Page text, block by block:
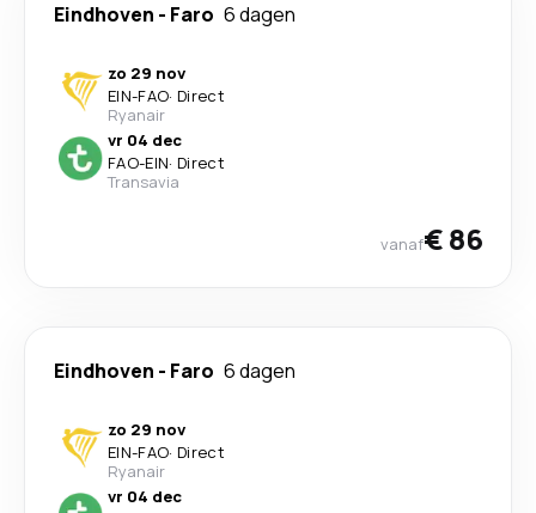
Eindhoven - Faro 6 dagen
zo 29 nov
EIN-FAO· Direct
Ryanair
vr 04 dec
FAO-EIN· Direct
Transavia
vanaf€ 86
Eindhoven - Faro 6 dagen
zo 29 nov
EIN-FAO· Direct
Ryanair
vr 04 dec